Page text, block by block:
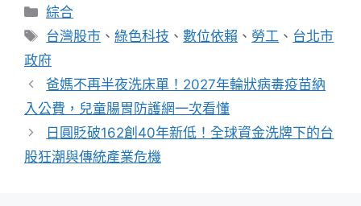
分
類
綜合
標
籤
台灣股市 、綠色科技 、數位依賴 、 勞工 、 台北市
政府
爸媽不再半夜洗床單！2027年輪狀病毒疫苗納
入公費，兒童腸胃防護網一次看懂
日圓貶破162創40年新低！全球資金洗牌下的台
股狂潮與傳統產業危機